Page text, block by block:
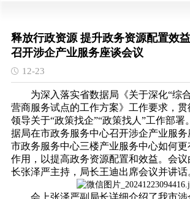
释放行政资源 提升政务资源配置
召开涉企产业服务座谈会议
12-23
为深入落实省数据局《关于深化“综合
营商服务试点的工作方案》工作要求，
领导关于“政策找企”“政策找人”工作部署
据局在市政务服务中心召开涉企产业服
市政务服务中心三楼产业服务中心如何
作用，以提高政务资源配置和效益。会
长张泽严主持，局长王迪出席会议并讲话
会上张泽严副局长详细介绍了我市涉